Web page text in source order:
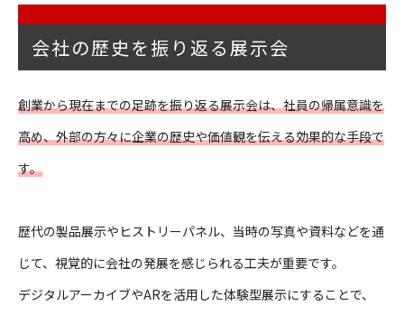
会社の歴史を振り返る展示会
創業から現在までの足跡を振り返る展示会は、社員の帰属意識を
高め、外部の方々に企業の歴史や価値観を伝える効果的な手段で
す。
歴代の製品展示やヒストリーパネル、当時の写真や資料などを通
じて、視覚的に会社の発展を感じられる工夫が重要です。
デジタルアーカイブやARを活用した体験型展示にすることで、